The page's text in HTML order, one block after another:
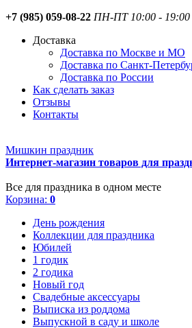
+7 (985) 059-08-22 ПН-ПТ 10:00 - 19:00
Доставка
Доставка по Москве и МО
Доставка по Санкт-
Доставка по России
Как сделать заказ
Отзывы
Контакты
Мишкин праздник
Интернет-магазин товаров для
Все для праздника в одном месте
Корзина: 0
День рождения
Коллекции для праздника
Юбилей
1 годик
2 годика
Новый год
Свадебные аксессуары
Выписка из роддома
Выпускной в саду и школе